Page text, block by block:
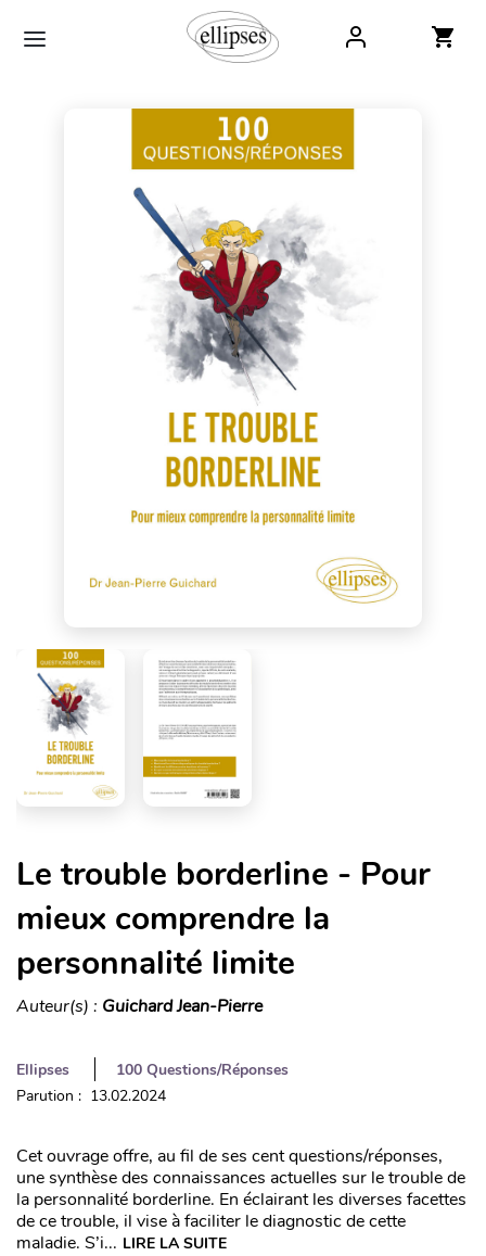
Le trouble borderline - Pour
mieux comprendre la
personnalité limite
Auteur(s) : Guichard Jean-Pierre
Ellipses
100 Questions/Réponses
Parution : 13.02.2024
Cet ouvrage offre, au fil de ses cent questions/réponses,
une synthèse des connaissances actuelles sur le trouble de
la personnalité borderline. En éclairant les diverses facettes
de ce trouble, il vise à faciliter le diagnostic de cette
maladie. S’i... LIRE LA SUITE